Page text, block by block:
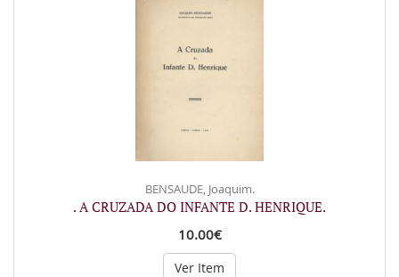
BENSAUDE, Joaquim.
. A CRUZADA DO INFANTE D. HENRIQUE.
10.00€
Ver Item